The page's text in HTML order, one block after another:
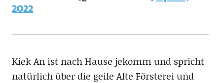
2022
Kiek An ist nach Hause jekomm und spricht
natürlich über die geile Alte Försterei und